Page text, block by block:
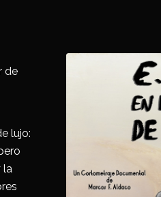
de
lujo:
la